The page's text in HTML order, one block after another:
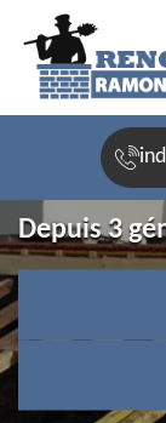
Depuis 3